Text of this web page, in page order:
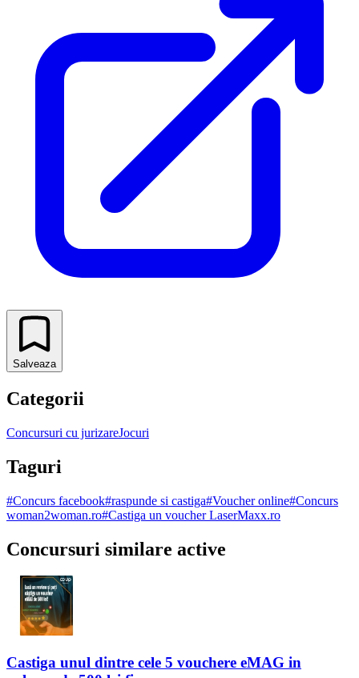
Salveaza
Categorii
Concursuri cu jurizareJocuri
Taguri
#Concurs facebook#raspunde si castiga#Voucher online#Concurs
woman2woman.ro#Castiga un voucher LaserMaxx.ro
Concursuri similare active
Castiga unul dintre cele 5 vouchere eMAG in